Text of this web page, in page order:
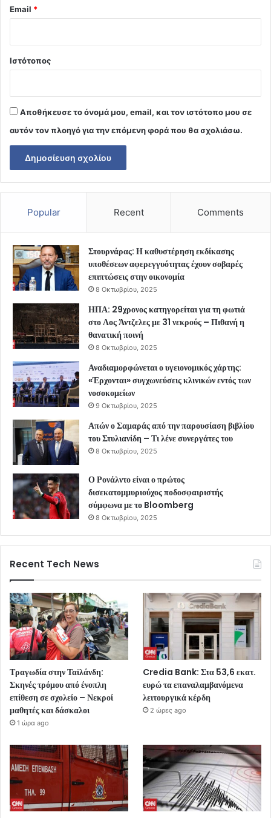
Email *
Ιστότοπος
Αποθήκευσε το όνομά μου, email, και τον ιστότοπο μου σε
αυτόν τον πλοηγό για την επόμενη φορά που θα σχολιάσω.
Popular Recent Comments
Στουρνάρας: Η καθυστέρηση εκδίκασης
υποθέσεων αφερεγγυότητας έχουν σοβαρές
επιπτώσεις στην οικονομία
8 Οκτωβρίου, 2025
ΗΠΑ: 29χρονος κατηγορείται για τη φωτιά
στο Λος Άντζελες με 31 νεκρούς – Πιθανή η
θανατική ποινή
8 Οκτωβρίου, 2025
Αναδιαμορφώνεται ο υγειονομικός χάρτης:
«Έρχονται» συγχωνεύσεις κλινικών εντός των
νοσοκομείων
9 Οκτωβρίου, 2025
Απών ο Σαμαράς από την παρουσίαση βιβλίου
του Στυλιανίδη – Τι λένε συνεργάτες του
8 Οκτωβρίου, 2025
Ο Ρονάλντο είναι ο πρώτος
δισεκατομμυριούχος ποδοσφαιριστής
σύμφωνα με το Bloomberg
8 Οκτωβρίου, 2025
Recent Tech News
Τραγωδία στην Ταϊλάνδη:
Σκηνές τρόμου από ένοπλη
επίθεση σε σχολείο – Νεκροί
μαθητές και δάσκαλοι
1 ώρα ago
Credia Bank: Στα 53,6 εκατ.
ευρώ τα επαναλαμβανόμενα
λειτουργικά κέρδη
2 ώρες ago